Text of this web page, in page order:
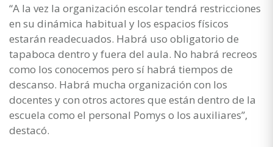
“A la vez la organización escolar tendrá restricciones
en su dinámica habitual y los espacios físicos
estarán readecuados. Habrá uso obligatorio de
tapaboca dentro y fuera del aula. No habrá recreos
como los conocemos pero sí habrá tiempos de
descanso. Habrá mucha organización con los
docentes y con otros actores que están dentro de la
escuela como el personal Pomys o los auxiliares”,
destacó.